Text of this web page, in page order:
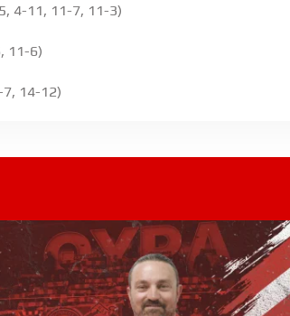
4-11, 11-7, 11-3)
11-6)
14-12)